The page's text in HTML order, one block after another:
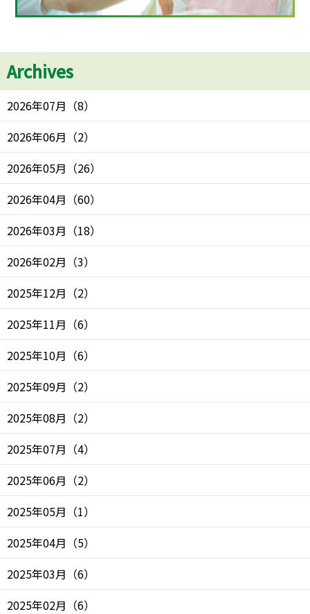
Archives
2026年07月 （8）
2026年06月 （2）
2026年05月 （26）
2026年04月 （60）
2026年03月 （18）
2026年02月 （3）
2025年12月 （2）
2025年11月 （6）
2025年10月 （6）
2025年09月 （2）
2025年08月 （2）
2025年07月 （4）
2025年06月 （2）
2025年05月 （1）
2025年04月 （5）
2025年03月 （6）
2025年02月 （6）